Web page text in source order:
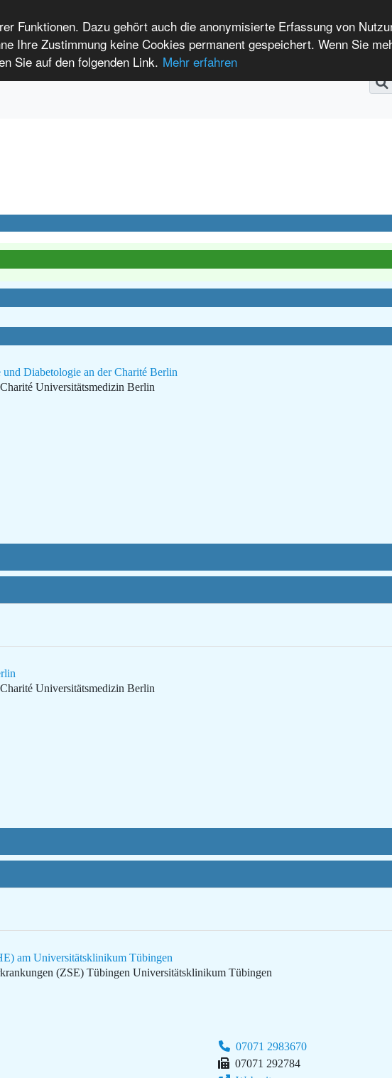
Funktionen. Dazu gehört auch die anonymisierte Erfassung von
Ihre Zustimmung keine Cookies permanent gespeichert. Wenn Sie
Sie auf den folgenden Link. Mehr erfahren
mit seltenen Erkrankungen
uns Anmelden Leichte Sprache International Patients
Diabetologie an der Charité Berlin
Charité Universitätsmedizin Berlin
Charité Universitätsmedizin Berlin
am Universitätsklinikum Tübingen
(ZSE) Tübingen Universitätsklinikum Tübingen
07071 2983670
07071 292784